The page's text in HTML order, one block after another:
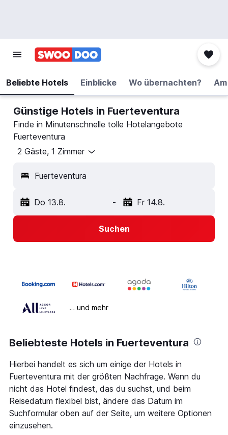
Beliebte Hotels Einblicke Wo übernachten?
Günstige Hotels in Fuerteventura
Finde in Minutenschnelle tolle Hotelangebote
Fuerteventura
2 Gäste, 1 Zimmer
Fuerteventura
Do 13.8. - Fr 14.8.
Suchen
… und mehr
Beliebteste Hotels in Fuerteventura
Hierbei handelt es sich um einige der Hotels in
Fuerteventura mit der größten Nachfrage. Wenn du
nicht das Hotel findest, das du suchst, und beim
Reisedatum flexibel bist, ändere das Datum im
Suchformular oben auf der Seite, um weitere Optionen
einzusehen.